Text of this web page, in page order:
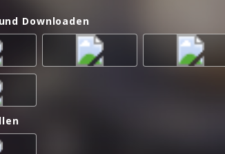
Downloaden